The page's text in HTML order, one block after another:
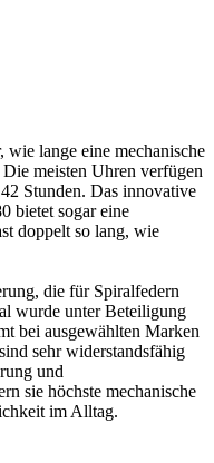
lange eine mechanische
meisten Uhren verfügen
Stunden. Das innovative
bietet sogar eine
doppelt so lang, wie
die für Spiralfedern
wurde unter Beteiligung
bei ausgewählten Marken
sehr widerstandsfähig
und
sie höchste mechanische
im Alltag.